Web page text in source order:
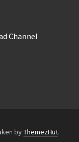
Channel
byThemezHut.